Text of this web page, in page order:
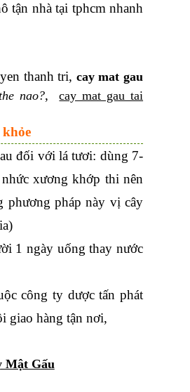
tận nhà tại tphcm nhanh
thanh tri, cay mat gau
nao?,cay mat gau tai
đối với lá tươi: dùng 7-
xương khớp thi nên
phương pháp này vị cây
1 ngày uống thay nước
công ty dược tấn phát
giao hàng tận nơi,
Mật Gấu